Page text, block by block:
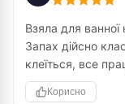
Взяла для ванної
Запах дійсно
клеїться, все
Корисно